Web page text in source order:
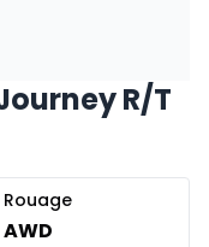
R/T
Rouage
AWD